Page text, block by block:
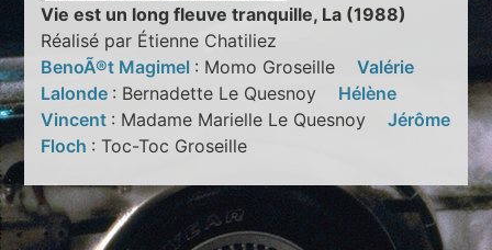
Vie est un long fleuve tranquille, La (1988)
Réalisé par Étienne Chatiliez
BenoÃ®t Magimel : Momo GroseilleValérie
Lalonde : Bernadette Le Quesnoy Hélène
Vincent : Madame Marielle Le QuesnoyJérôme
Floch : Toc-Toc Groseille